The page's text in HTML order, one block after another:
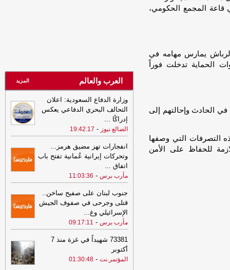
قاعة المجمع الحكومي،
يمارس مهامه في
الحماية تدخلت فوراً
الحادث وإحالتهم إلى
التصرفات التي وصفها
للحفاظ على الأمن
00:54
إصابة 11 مدنياً في اعتداءات
حوثية على نجران والتحالف يتوعد بإجراءات
رادعة-الصهوة يمن
00:49
التحالف يعزي باستشهاد عدد من
قوات الجيش ويجدد دعمه للحكومة
الشرعية
السهوة يمن
قوات الجيش ويجدد دعمه للحكومة
الشرعية- الصهوة يمن
23:34
لإجبارهم على دفع الجبايات..
بمحافظة الحديدة-السهوة يمن
23:34
لإجبارهم على دفع الجبايات..
مليشيا الحوثي تحتجز مزارعي المراوعة
بمحافظة الحديدة-الصهوة يمن
21:53
مشايخ قبائل عبيدة يجددون
تأييدهم للدولة ويعلنون دعم تحركات وزارة
الدفاع في مأرب وحضرموت ويرفضون بياناً
العرب والعالم المزيد
وزارة الدفاع السعودية: اعلان
التحالف البحري الدفاعي يعكس
إدراكًا ...
الضالع نيوز -
19:42:17
انفجارات تهز مضيق هرمز...
وتحركات إيرانية عُمانية تفتح باب
اتفاق ...
مأرب برس -
11:03:36
جنوب لبنان على صفيح ساخن..
قتلى وجرحى في صفوف الجيش
الإسرائيلي وغ...
مأرب برس -
09:17:11
73381 شهيداً في غزة منذ 7
أكتوبر
المؤتمر.نت -
01:30:48